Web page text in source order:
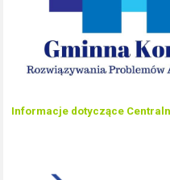
Informacje dotyczące